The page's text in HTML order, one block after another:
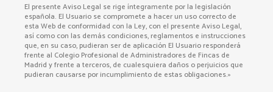
El presente Aviso Legal se rige íntegramente por la legislación
española. El Usuario se compromete a hacer un uso correcto de
esta Web de conformidad con la Ley, con el presente Aviso Legal,
así como con las demás condiciones, reglamentos e instrucciones
que, en su caso, pudieran ser de aplicación El Usuario responderá
frente al Colegio Profesional de Administradores de Fincas de
Madrid y frente a terceros, de cualesquiera daños o perjuicios que
pudieran causarse por incumplimiento de estas obligaciones.»